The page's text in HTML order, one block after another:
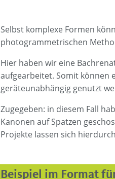
Selbst komplexe Formen
photogrammetrischen
Hier haben wir eine
aufgearbeitet. Somit können
geräteunabhängig genutzt
Zugegeben: in diesem Fall
Kanonen auf Spatzen
Projekte lassen sich
Beispiel im Format